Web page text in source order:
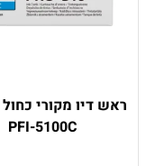
PFI-5100C